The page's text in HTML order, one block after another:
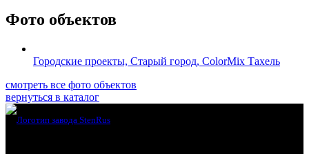
Фото объектов
Городские проекты, Старый город, ColorMix Тахель
смотреть все фото объектов
вернуться в каталог